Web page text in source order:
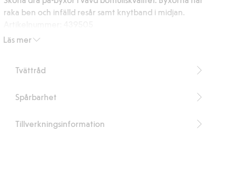
3
betyg
Läs mer
raka ben och infälld resår samt knytband i midjan.
Tvättråd
Spårbarhet
Tillverkningsinformation